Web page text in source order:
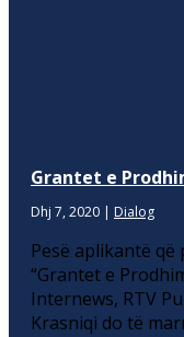
Grantet e
Dhj 7, 2020 | Dialog
Pesë aplikantë
“Grantet e
Internews, RTV
Krasniqi do të